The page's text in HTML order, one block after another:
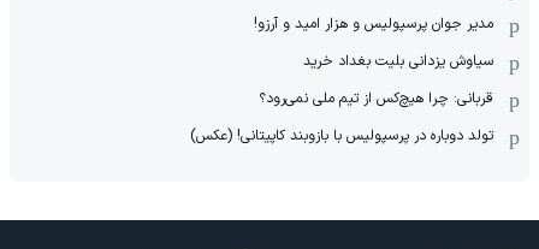
مدیر جوان پرسپولیس و هزار امید و آرزو!
سیاوش یزدانی بلیت بغداد خرید
قربانی: چرا هیچ‌کس از تیم ملی نمی‌رود؟
تولد دوباره در پرسپولیس با بازوبند کاپیتانی! (عکس)